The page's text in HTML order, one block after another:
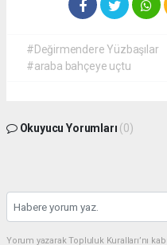
#Değirmendere Yüzbaşılar
#araba bahçeye uçtu
Okuyucu Yorumları (0)
Yorum yazarak Topluluk Kuralları’nı